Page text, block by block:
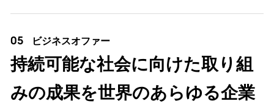
05 ビジネスオファー
持続可能な社会に向けた取り組
みの成果を世界のあらゆる企業